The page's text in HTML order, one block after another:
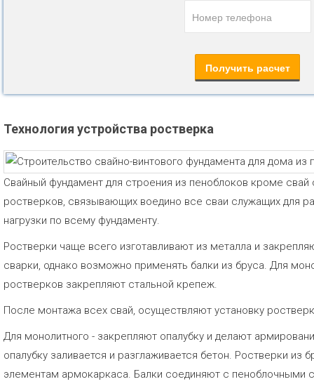
Технология устройства ростверка
Свайный фундамент для строения из пеноблоков кроме свай
ростверков, связывающих воедино все сваи служащих для
нагрузки по всему фундаменту.
Ростверки чаще всего изготавливают из металла и
сварки, однако возможно применять балки из бруса. Для
ростверков закрепляют стальной крепеж.
После монтажа всех свай, осуществляют установку
Для монолитного - закрепляют опалубку и делают
опалубку заливается и разглаживается бетон. Ростверки
элементам армокаркаса. Балки соединяют с пеноблочными